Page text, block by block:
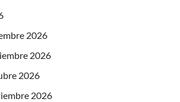
2026
2026
2026
2026